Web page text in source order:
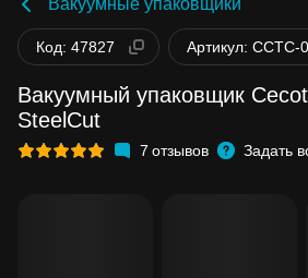
Код: 47827 Артикул: CCTC-
Вакуумный упаковщик
SteelCut
7 отзывов Задать